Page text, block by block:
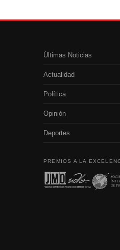
Últimas Noticias
Actualidad
Política
Opinión
Deportes
PREMIOS A LA